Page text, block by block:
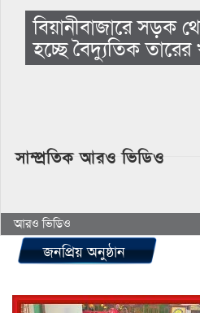
বিয়ানীবাজারে সড়ক
হচ্ছে বৈদ্যুতিক তারের
সাম্প্রতিক আরও ভিডিও
আরও ভিডিও
জনপ্রিয় অনুষ্ঠান